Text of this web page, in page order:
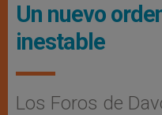
Un nuevo
inestable
Los Foros de